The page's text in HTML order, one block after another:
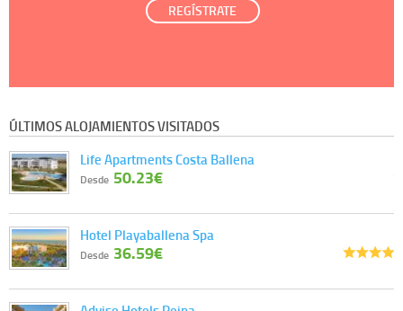
REGÍSTRATE
ÚLTIMOS ALOJAMIENTOS VISITADOS
Life Apartments Costa Ballena
Desde 50.23€
Hotel Playaballena Spa
Desde 36.59€